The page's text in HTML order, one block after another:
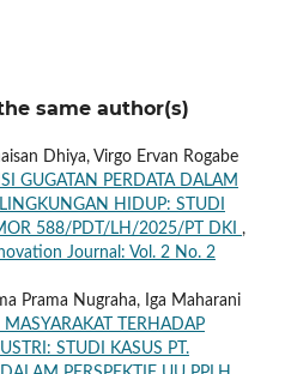
same author(s)
Dhiya, Virgo Ervan Rogabe
GUGATAN PERDATA DALAM
HIDUP: STUDI
588/PDT/LH/2025/PT DKI ,
Journal: Vol. 2 No. 2
Prama Nugraha, Iga Maharani
TERHADAP
STUDI KASUS PT.